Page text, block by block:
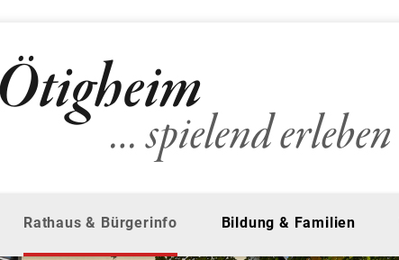
Rathaus & Bürgerinfo Bildung & Familien